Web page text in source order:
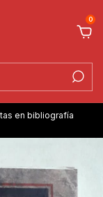
0
en bibliografía